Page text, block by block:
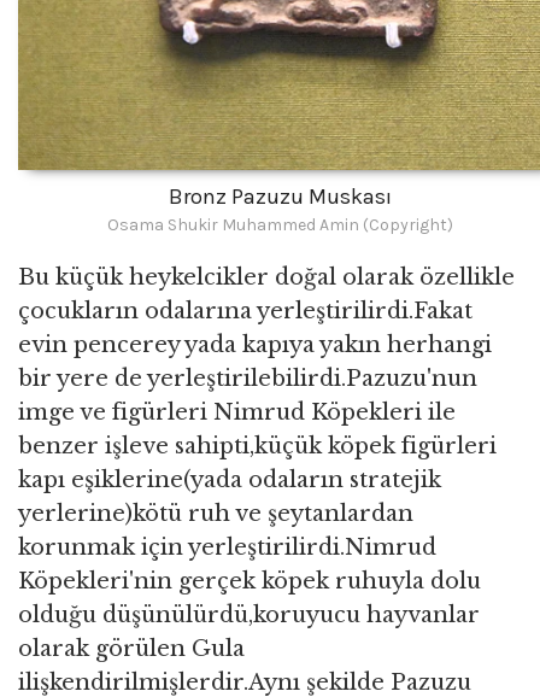
Bronz Pazuzu Muskası
Osama Shukir Muhammed Amin (Copyright)
Bu küçük heykelcikler doğal olarak özellikle
çocukların odalarına yerleştirilirdi.Fakat
evin pencerey yada kapıya yakın herhangi
bir yere de yerleştirilebilirdi.Pazuzu'nun
imge ve figürleri Nimrud Köpekleri ile
benzer işleve sahipti,küçük köpek figürleri
kapı eşiklerine(yada odaların stratejik
yerlerine)kötü ruh ve şeytanlardan
korunmak için yerleştirilirdi.Nimrud
Köpekleri'nin gerçek köpek ruhuyla dolu
olduğu düşünülürdü,koruyucu hayvanlar
olarak görülen Gula
ilişkendirilmişlerdir.Aynı şekilde Pazuzu